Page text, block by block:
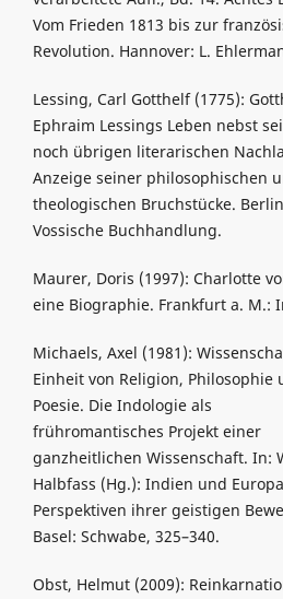
Vom Frieden 1813 bis zur
Revolution. Hannover: L.
Lessing, Carl Gotthelf (1775):
Ephraim Lessings Leben nebst
noch übrigen literarischen
Anzeige seiner philosophischen
theologischen Bruchstücke.
Vossische Buchhandlung.
Maurer, Doris (1997): Charlotte
eine Biographie. Frankfurt a. M.:
Michaels, Axel (1981):
Einheit von Religion, Philosophie
Poesie. Die Indologie als
frühromantisches Projekt einer
ganzheitlichen Wissenschaft. In:
Halbfass (Hg.): Indien und
Perspektiven ihrer geistigen
Basel: Schwabe, 325–340.
Obst, Helmut (2009):